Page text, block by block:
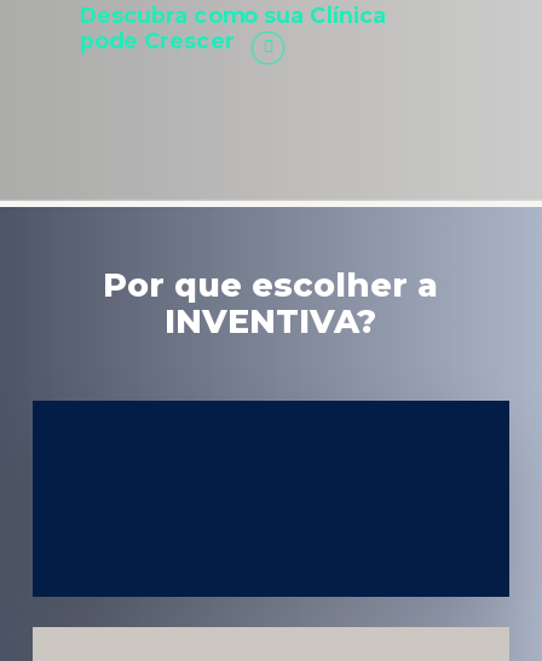
Descubra como sua Clínica
pode Crescer
Por que escolher a
INVENTIVA?